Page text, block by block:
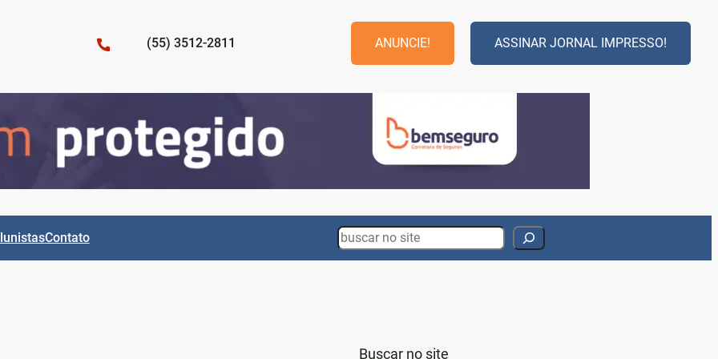
(55) 3512-2811 ANUNCIE! ASSINAR JORNAL IMPRESSO!
Contato Search
Buscar no site